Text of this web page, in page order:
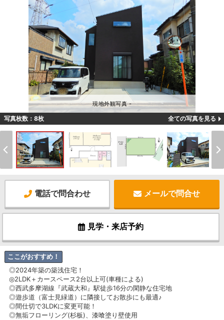
現地外観写真 -
写真枚数：8枚 全ての写真を見る
電話で問合わせ メールで問合せ
見学・来店予約
ここがおすすめ！
◎2024年築の築浅住宅！
◎2LDK＋カースペース2台以上可(車種による)
◎西武多摩湖線『武蔵大和』駅徒歩16分の閑静な住宅地
◎遊歩道（富士見緑道）に隣接してお散歩にも最適♪
◎間仕切で3LDKに変更可能！
◎無垢フローリング(杉板)、漆喰塗り壁使用